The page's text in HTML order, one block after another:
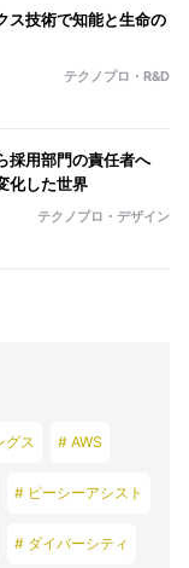
ス技術で知能と生命の
テクノプロ・R&D
採用部門の責任者へ
化した世界
テクノプロ・デザイン
グス # AWS
# ピーシーアシスト
# ダイバーシティ